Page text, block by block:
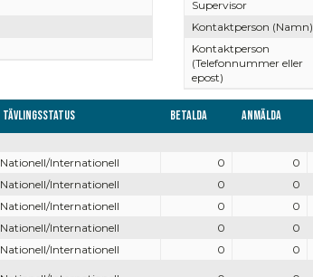
Supervisor
Kontaktperson (Namn)
Kontaktperson
(Telefonnummer eller
epost)
Tävlingsstatus Betalda Anmälda
Nationell/Internationell 0 0
Nationell/Internationell 0 0
Nationell/Internationell 0 0
Nationell/Internationell 0 0
Nationell/Internationell 0 0